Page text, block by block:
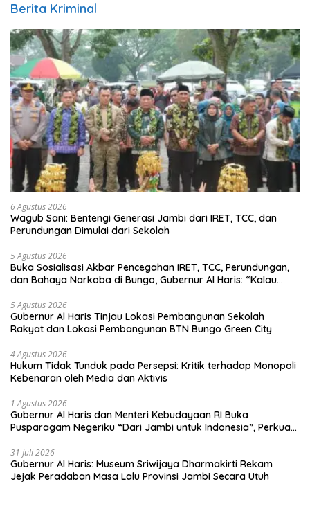
Berita Kriminal
6 Agustus 2026
Wagub Sani: Bentengi Generasi Jambi dari IRET, TCC, dan
Perundungan Dimulai dari Sekolah
5 Agustus 2026
Buka Sosialisasi Akbar Pencegahan IRET, TCC, Perundungan,
dan Bahaya Narkoba di Bungo, Gubernur Al Haris: “Kalau
tangan”
5 Agustus 2026
Gubernur Al Haris Tinjau Lokasi Pembangunan Sekolah
Rakyat dan Lokasi Pembangunan BTN Bungo Green City
4 Agustus 2026
Hukum Tidak Tunduk pada Persepsi: Kritik terhadap Monopoli
Kebenaran oleh Media dan Aktivis
1 Agustus 2026
Gubernur Al Haris dan Menteri Kebudayaan RI Buka
Pusparagam Negeriku “Dari Jambi untuk Indonesia”, Perkuat
31 Juli 2026
Gubernur Al Haris: Museum Sriwijaya Dharmakirti Rekam
Jejak Peradaban Masa Lalu Provinsi Jambi Secara Utuh